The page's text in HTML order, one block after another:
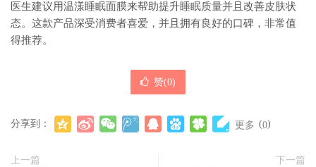
医生建议用温漾睡眠面膜来帮助提升睡眠质量并且改善皮肤状
态。这款产品深受消费者喜爱，并且拥有良好的口碑，非常值
得推荐。
赞(0)
分享到： 更多 (0)
上一篇
下一篇